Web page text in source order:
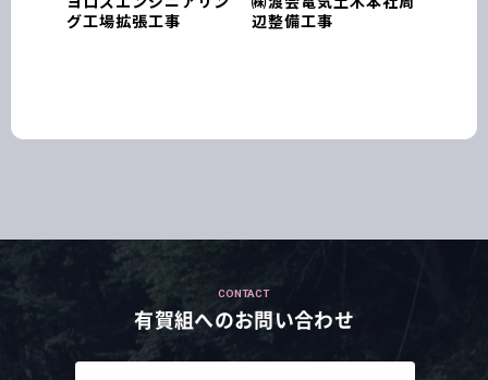
グ工場拡張工事
辺整備工事
CONTACT
有賀組へのお問い合わせ